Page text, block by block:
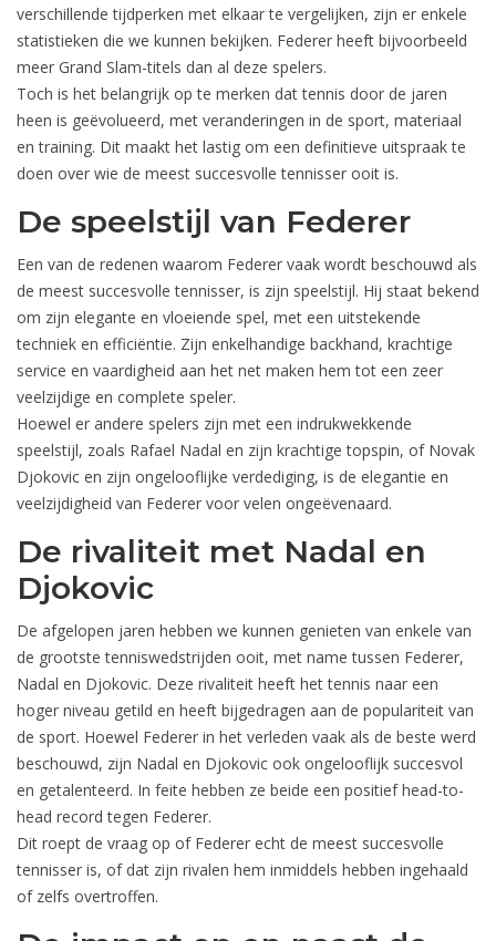
verschillende tijdperken met elkaar te vergelijken, zijn er enkele
statistieken die we kunnen bekijken. Federer heeft bijvoorbeeld
meer Grand Slam-titels dan al deze spelers.
Toch is het belangrijk op te merken dat tennis door de jaren
heen is geëvolueerd, met veranderingen in de sport, materiaal
en training. Dit maakt het lastig om een definitieve uitspraak te
doen over wie de meest succesvolle tennisser ooit is.
De speelstijl van Federer
Een van de redenen waarom Federer vaak wordt beschouwd als
de meest succesvolle tennisser, is zijn speelstijl. Hij staat bekend
om zijn elegante en vloeiende spel, met een uitstekende
techniek en efficiëntie. Zijn enkelhandige backhand, krachtige
service en vaardigheid aan het net maken hem tot een zeer
veelzijdige en complete speler.
Hoewel er andere spelers zijn met een indrukwekkende
speelstijl, zoals Rafael Nadal en zijn krachtige topspin, of Novak
Djokovic en zijn ongelooflijke verdediging, is de elegantie en
veelzijdigheid van Federer voor velen ongeëvenaard.
De rivaliteit met Nadal en
Djokovic
De afgelopen jaren hebben we kunnen genieten van enkele van
de grootste tenniswedstrijden ooit, met name tussen Federer,
Nadal en Djokovic. Deze rivaliteit heeft het tennis naar een
hoger niveau getild en heeft bijgedragen aan de populariteit van
de sport. Hoewel Federer in het verleden vaak als de beste werd
beschouwd, zijn Nadal en Djokovic ook ongelooflijk succesvol
en getalenteerd. In feite hebben ze beide een positief head-to-
head record tegen Federer.
Dit roept de vraag op of Federer echt de meest succesvolle
tennisser is, of dat zijn rivalen hem inmiddels hebben ingehaald
of zelfs overtroffen.